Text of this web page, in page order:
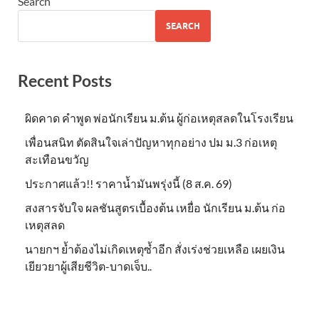
SEARCH
Recent Posts
ผิดคาด คำพูด พ่อนักเรียน ม.ต้น ผู้ก่อเหตุสลดในโรงเรียน
เพื่อนสนิท ตัดสินใจเล่าปัญหาทุกอย่าง ปม ม.3 ก่อเหตุ
สะเทือนขวัญ
ประกาศแล้ว!! ราคาน้ำมันพรุ่งนี้ (8 ส.ค. 69)
สงสารจับใจ ผลชันสูตรเบื้องต้น เหยื่อ นักเรียน ม.ต้น ก่อ
เหตุสลด
นายกฯ ย้ำต้องไม่เกิดเหตุซ้ำอีก สั่งเร่งช่วยเหลือ เผยเงิน
เยียวยาผู้เสียชีวิต-บาดเจ็บ..